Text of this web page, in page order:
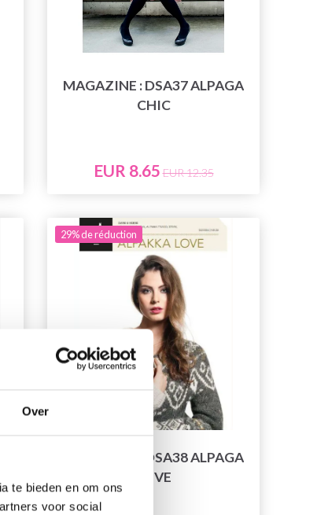
Over
te bieden en om ons
voor social
MAGAZINE : DSA37 ALPAGA
CHIC
EUR 8.65 EUR 12.35
29% de réduction
MAGAZINE : DSA38 ALPAGA
LOVE